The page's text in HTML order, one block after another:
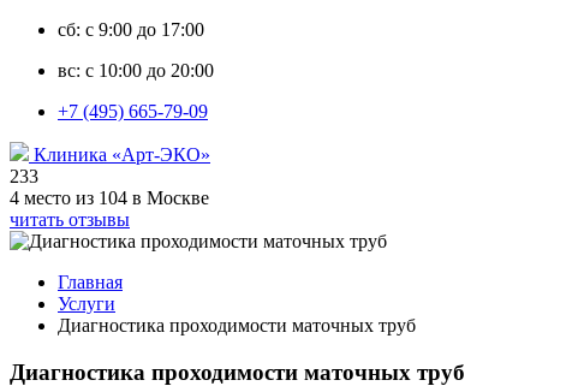
сб: с 9:00 до 17:00
вс: с 10:00 до 20:00
+7 (495) 665-79-09
Клиника «Арт-ЭКО»
233
4 место из 104 в Москве
читать отзывы
Главная
Услуги
Диагностика проходимости маточных труб
Диагностика проходимости маточных труб